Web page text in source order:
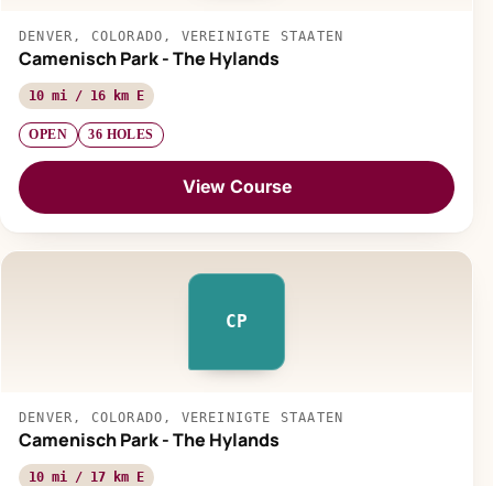
DENVER, COLORADO, VEREINIGTE STAATEN
Camenisch Park - The Hylands
10 mi / 16 km E
OPEN 36 HOLES
View Course
CP
DENVER, COLORADO, VEREINIGTE STAATEN
Camenisch Park - The Hylands
10 mi / 17 km E